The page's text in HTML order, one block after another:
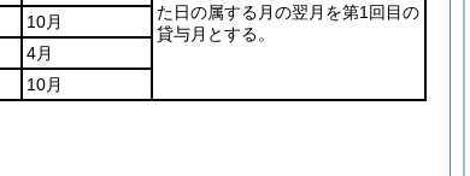
た日の属する月の翌月を第1回目の
貸与月とする。
10月
4月
10月